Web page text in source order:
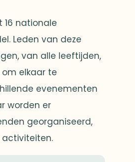
16 nationale
Leden van deze
van alle leeftijden,
elkaar te
evenementen
worden er
georganiseerd,
activiteiten.